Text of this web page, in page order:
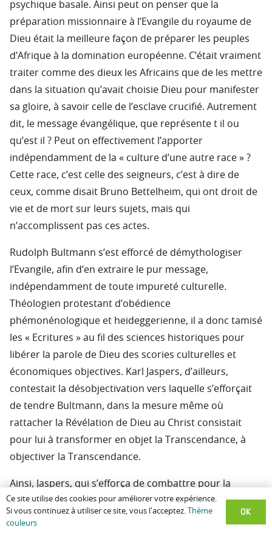
psychique basale. Ainsi peut on penser que la
préparation missionnaire à l’Evangile du royaume de
Dieu était la meilleure façon de préparer les peuples
d’Afrique à la domination européenne. C’était vraiment
traiter comme des dieux les Africains que de les mettre
dans la situation qu’avait choisie Dieu pour manifester
sa gloire, à savoir celle de l’esclave crucifié. Autrement
dit, le message évangélique, que représente t il ou
qu’est il ? Peut on effectivement l’apporter
indépendamment de la « culture d’une autre race » ?
Cette race, c’est celle des seigneurs, c’est à dire de
ceux, comme disait Bruno Bettelheim, qui ont droit de
vie et de mort sur leurs sujets, mais qui
n’accomplissent pas ces actes.
Rudolph Bultmann s’est efforcé de démythologiser
l’Evangile, afin d’en extraire le pur message,
indépendamment de toute impureté culturelle.
Théologien protestant d’obédience
phémonénologique et heideggerienne, il a donc tamisé
les « Ecritures » au fil des sciences historiques pour
libérer la parole de Dieu des scories culturelles et
économiques objectives. Karl Jaspers, d’ailleurs,
contestait la désobjectivation vers laquelle s’efforçait
de tendre Bultmann, dans la mesure même où
rattacher la Révélation de Dieu au Christ consistait
pour lui à transformer en objet la Transcendance, à
objectiver la Transcendance.
Ainsi, Jaspers, qui s’efforça de combattre pour la
liberté et contre toutes les formes de totalitarisme
modernes, était il conduit à mettre sur le même plan le
Ce site utilise des cookies pour améliorer votre expérience.
Si vous continuez à utiliser ce site, vous l'acceptez.
Thème
couleurs
OK